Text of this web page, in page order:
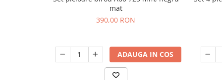
mat
390,00 RON
ADAUGA IN COS